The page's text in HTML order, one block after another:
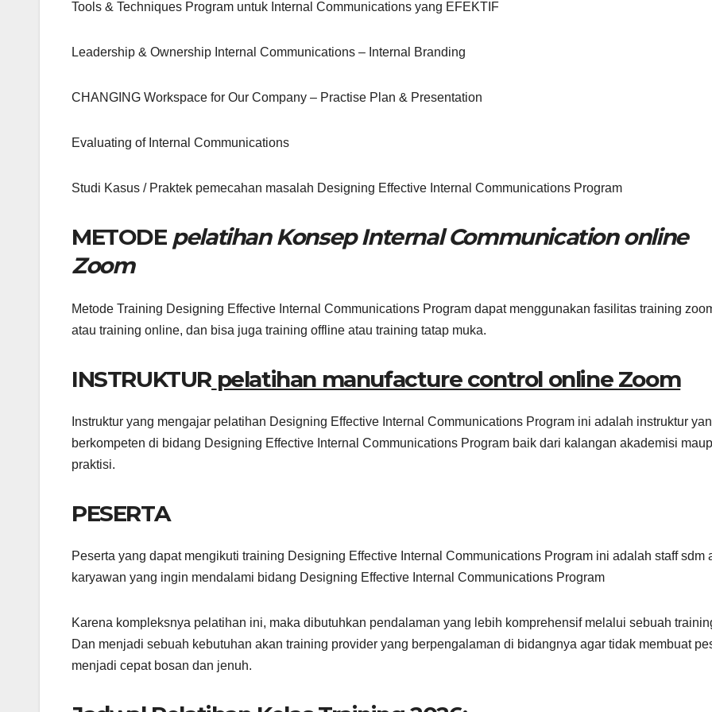
Tools & Techniques Program untuk Internal Communications yang EFEKTIF
Leadership & Ownership Internal Communications – Internal Branding
CHANGING Workspace for Our Company – Practise Plan & Presentation
Evaluating of Internal Communications
Studi Kasus / Praktek pemecahan masalah Designing Effective Internal Communications Program
METODE pelatihan Konsep Internal Communication online
Zoom
Metode Training Designing Effective Internal Communications Program dapat menggunakan fasilitas training
atau training online, dan bisa juga training offline atau training tatap muka.
INSTRUKTUR pelatihan manufacture control online Zoom
Instruktur yang mengajar pelatihan Designing Effective Internal Communications Program ini adalah instruktur
berkompeten di bidang Designing Effective Internal Communications Program baik dari kalangan akademisi
praktisi.
PESERTA
Peserta yang dapat mengikuti training Designing Effective Internal Communications Program ini adalah staff sdm
karyawan yang ingin mendalami bidang Designing Effective Internal Communications Program
Karena kompleksnya pelatihan ini, maka dibutuhkan pendalaman yang lebih komprehensif melalui sebuah
Dan menjadi sebuah kebutuhan akan training provider yang berpengalaman di bidangnya agar tidak membuat
menjadi cepat bosan dan jenuh.